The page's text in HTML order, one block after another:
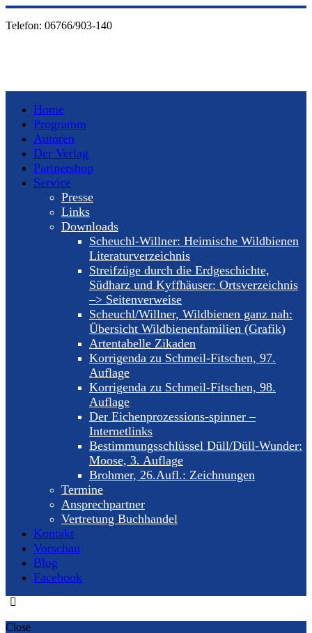
Telefon: 06766/903-140
Home
Programm
Autoren
Der Verlag
Partnershop
Service
Presse
Links
Downloads
Scheuchl-Willner: Heimische Wildbienen
Literaturverzeichnis
Streifzüge durch die Erdgeschichte,
Südharz und Kyffhäuser: Ortsverzeichnis
–> Seitenverweise
Scheuchl/Willner, Wildbienen ganz nah:
Übersicht Wildbienenfamilien (Grafik)
Artentabelle Zikaden
Korrigenda zu Schmeil-Fitschen, 97.
Auflage
Korrigenda zu Schmeil-Fitschen, 98.
Auflage
Der Eichenprozessions-spinner –
Internetlinks
Bestimmungsschlüssel Düll/Düll-Wunder:
Moose, 3. Auflage
Brohmer, 26.Aufl.: Zeichnungen
Termine
Ansprechpartner
Vertretung Buchhandel
Kontakt
Vorschau
Blog
Facebook
Close